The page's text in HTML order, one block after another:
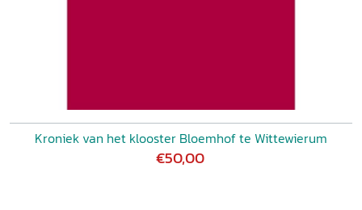
Kroniek van het klooster Bloemhof te Wittewierum
€50,00